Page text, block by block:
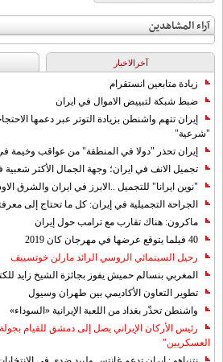
آراء المشاهدين
آخرالاخبار
زيادة متابعين انستقرام
ضبط شبكة لتبييض الاموال في ايران
إيران تتهم واشنطن بزيادة التوتر عبر دعمها
"شرعية"
إيران تحذر "دولا في المنطقة" من عواقب وخيمة
تجميل الانف في ايران؛ وجهة الجمال الأكثر شعبية
"نوين ايرانا" للتجميل ..الابرز في ايران والشرق
الجراحة التجميلية في إيران: كل ما تحتاج إلى
ماكرون: هناك تقارب مع ترامب حول إيران
40 فيلما يتوقع عرضها في مهرجان كان 2019
رحيل السينمائي الروسي الرائد مارلن خوتسييف
المغربي بنسالم حميش يفوز بجائزة الشيخ زايد
تطوير التعاون الأكاديمي بين طهران وسيول
واشنطن تحذّر بغداد من اللعبة الإيرانية «السوداء»
رئيس الأركان الإيراني يصل إلى دمشق للقيام
العسكريين"